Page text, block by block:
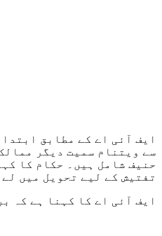
ایف آئی اے کے مطابق
سے ویتنام سمیت دیگر
تفتیش کے لیے تحویل میں
ایف آئی اے کا کہنا ہے کہ